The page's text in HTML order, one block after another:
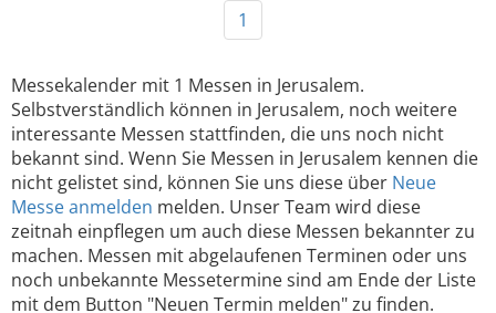
1
Messekalender mit 1 Messen in Jerusalem.
Selbstverständlich können in Jerusalem, noch weitere
interessante Messen stattfinden, die uns noch nicht
bekannt sind. Wenn Sie Messen in Jerusalem kennen die
nicht gelistet sind, können Sie uns diese über Neue
Messe anmelden melden. Unser Team wird diese
zeitnah einpflegen um auch diese Messen bekannter zu
machen. Messen mit abgelaufenen Terminen oder uns
noch unbekannte Messetermine sind am Ende der Liste
mit dem Button "Neuen Termin melden" zu finden.